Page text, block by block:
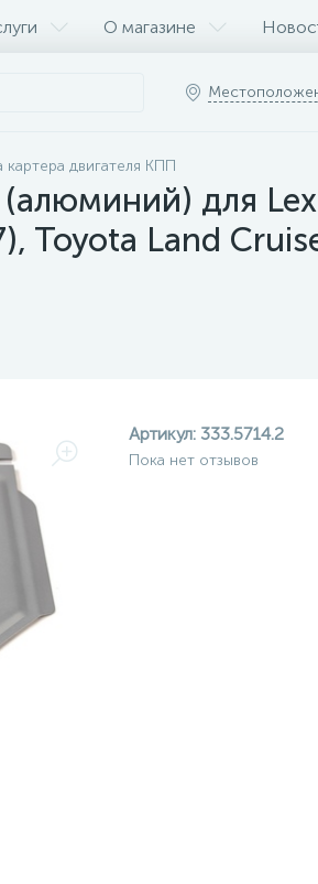
О магазине
картера двигателя КПП
для
Toyota Land
Артикул: 333.5714.2
Пока нет отзывов